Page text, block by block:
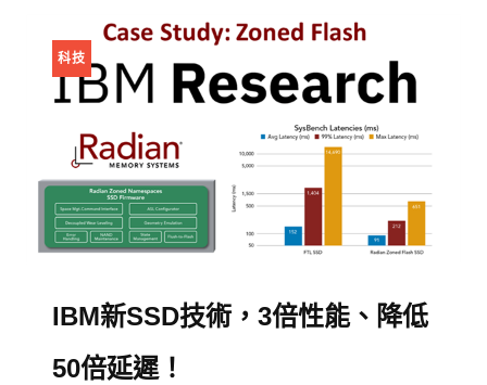
科技
IBM新SSD技術，3倍性能、降低
50倍延遲！